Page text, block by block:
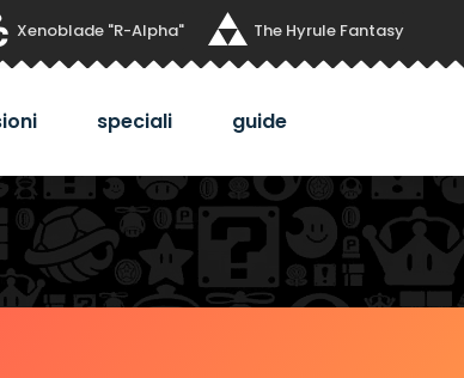
Xenoblade "R-Alpha" The Hyrule Fantasy
speciali guide